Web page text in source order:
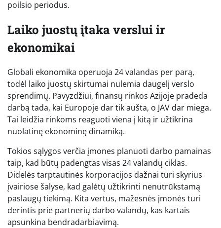
poilsio periodus.
Laiko juostų įtaka verslui ir
ekonomikai
Globali ekonomika operuoja 24 valandas per parą,
todėl laiko juostų skirtumai nulemia daugelį verslo
sprendimų. Pavyzdžiui, finansų rinkos Azijoje pradeda
darbą tada, kai Europoje dar tik aušta, o JAV dar miega.
Tai leidžia rinkoms reaguoti viena į kitą ir užtikrina
nuolatinę ekonominę dinamiką.
Tokios sąlygos verčia įmones planuoti darbo pamainas
taip, kad būtų padengtas visas 24 valandų ciklas.
Didelės tarptautinės korporacijos dažnai turi skyrius
įvairiose šalyse, kad galėtų užtikrinti nenutrūkstamą
paslaugų tiekimą. Kita vertus, mažesnės įmonės turi
derintis prie partnerių darbo valandų, kas kartais
apsunkina bendradarbiavimą.